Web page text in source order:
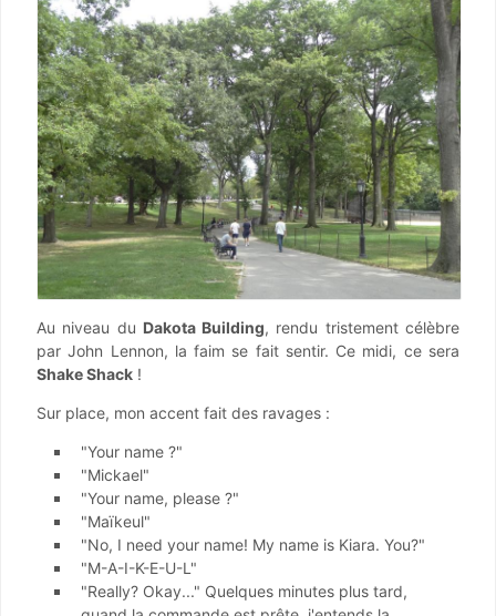
Au niveau du Dakota Building, rendu tristement célèbre
par John Lennon, la faim se fait sentir. Ce midi, ce sera
Shake Shack !
Sur place, mon accent fait des ravages :
"Your name ?"
"Mickael"
"Your name, please ?"
"Maïkeul"
"No, I need your name! My name is Kiara. You?"
"M-A-I-K-E-U-L"
"Really? Okay..." Quelques minutes plus tard,